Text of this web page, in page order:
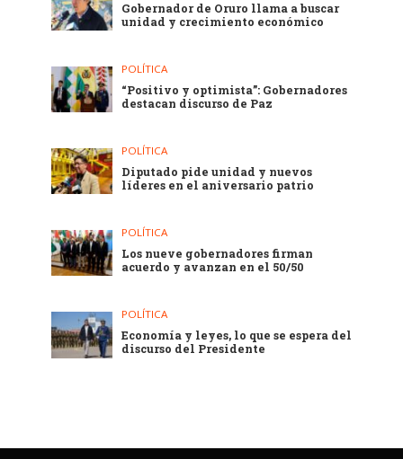
Gobernador de Oruro llama a buscar
unidad y crecimiento económico
POLÍTICA
“Positivo y optimista”: Gobernadores
destacan discurso de Paz
POLÍTICA
Diputado pide unidad y nuevos
líderes en el aniversario patrio
POLÍTICA
Los nueve gobernadores firman
acuerdo y avanzan en el 50/50
POLÍTICA
Economía y leyes, lo que se espera del
discurso del Presidente